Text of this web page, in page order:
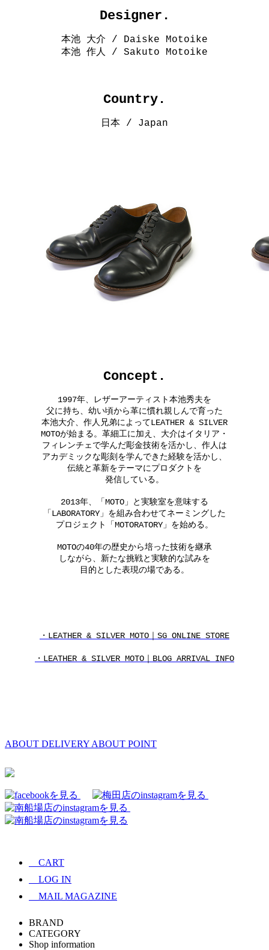
Designer.
本池 大介 / Daiske Motoike
本池 作人 / Sakuto Motoike
Country.
日本 / Japan
Concept.
1997年、レザーアーティスト本池秀夫を
父に持ち、幼い頃から革に慣れ親しんで育った
本池大介、作人兄弟によってLEATHER & SILVER
MOTOが始まる。革細工に加え、大介はイタリア・
フィレンチェで学んだ彫金技術を活かし、作人は
アカデミックな彫刻を学んできた経験を活かし、
伝統と革新をテーマにプロダクトを
発信している。
2013年、「MOTO」と実験室を意味する
「LABORATORY」を組み合わせてネーミングした
プロジェクト「MOTORATORY」を始める。
MOTOの40年の歴史から培った技術を継承
しながら、新たな挑戦と実験的な試みを
目的とした表現の場である。
・LEATHER & SILVER MOTO｜SG ONLINE STORE
・LEATHER & SILVER MOTO｜BLOG ARRIVAL INFO
ABOUT DELIVERY ABOUT POINT
CART
LOG IN
MAIL MAGAZINE
BRAND
CATEGORY
Shop information